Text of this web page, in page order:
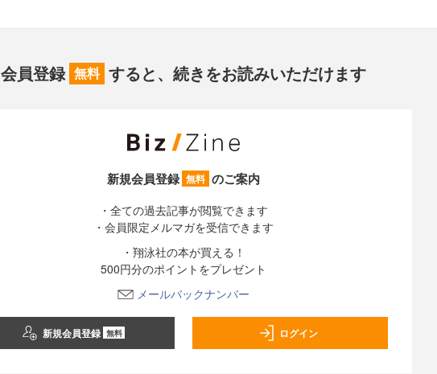
会員登録 無料 すると、続きをお読みいただけます
新規会員登録 無料 のご案内
・全ての過去記事が閲覧できます
・会員限定メルマガを受信できます
・翔泳社の本が買える！
500円分のポイントをプレゼント
メールバックナンバー
新規会員登録 無料 ログイン